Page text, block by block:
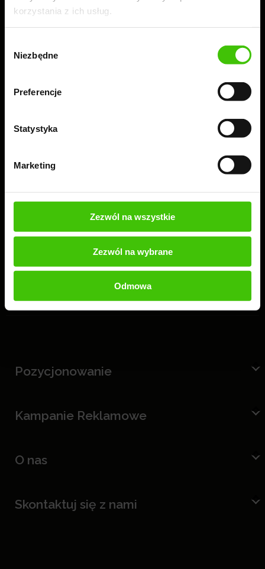
korzystania z ich usług.
zgody
Niezbędne
Preferencje
Statystyka
Marketing
Zezwól na wszystkie
Zezwól na wybrane
Odmowa
Zamów 100% bezpłatny audyt + ebook
Przeprowadzimy bezpłatny audyt Twojej strony lub
sklepu, a Ty dowiesz się, co warto wdrożyć, aby
skutecznie rozwijać swoją firmę.
ZAMÓW BEZPŁATNY AUDYT
Pozycjonowanie
Kampanie Reklamowe
O nas
Skontaktuj się z nami